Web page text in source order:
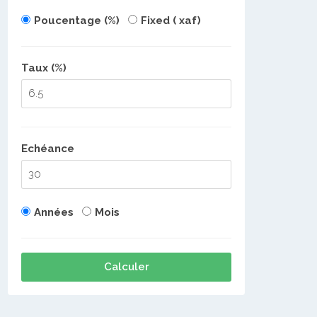
Poucentage (%) Fixed ( xaf)
Taux (%)
Echéance
Années Mois
Calculer